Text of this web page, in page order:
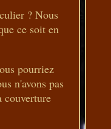
? Nous
ce soit en
pourriez
n'avons pas
couverture